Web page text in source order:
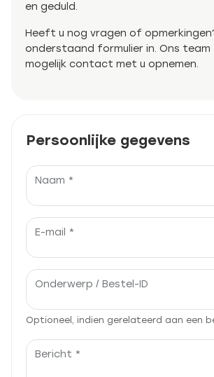
en geduld.
Heeft u nog vragen of
onderstaand formulier in. Ons team
mogelijk contact met u opnemen.
Persoonlijke gegevens
front.Do_not_fill
Naam *
E-mail *
Onderwerp / Bestel-ID
Optioneel, indien gerelateerd aan een
Bericht *